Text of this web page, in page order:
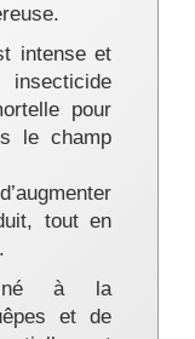
intense et
pour
le champ
tout en
à la
et de